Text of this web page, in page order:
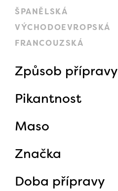
ŠPANĚLSKÁ
VÝCHODOEVROPSKÁ
FRANCOUZSKÁ
Způsob přípravy
Pikantnost
Maso
Značka
Doba přípravy